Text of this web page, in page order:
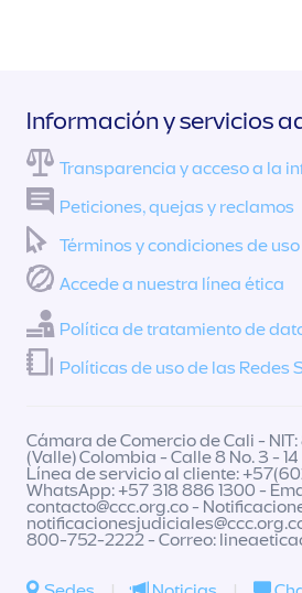
Información y servicios
Transparencia y acceso a la
Peticiones, quejas y reclamos
Términos y condiciones de uso
Accede a nuestra línea ética
Política de tratamiento de
Políticas de uso de las Redes
Cámara de Comercio de Cali -
(Valle) Colombia - Calle 8 No. 3 - 14
Línea de servicio al cliente:
WhatsApp: +57 318 886 1300 -
contacto@ccc.org.co-
800-752-2222 - Correo: